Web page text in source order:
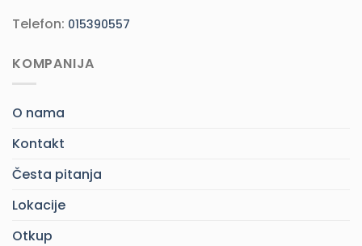
Telefon: 015390557
KOMPANIJA
O nama
Kontakt
Česta pitanja
Lokacije
Otkup